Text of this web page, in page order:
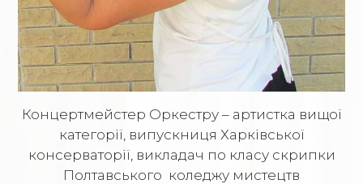
Концертмейстер Оркестру – артистка вищої
категорії, випускниця Харківської
консерваторії, викладач по класу скрипки
Полтавського коледжу мистецтв